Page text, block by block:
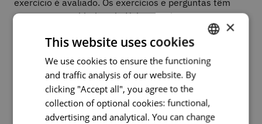
exercício é avaliado. Os exercícios e perguntas têm
apenas como objetivo ajudá-lo perceber o que
aprendeu, bem como ajudar o INA a refletir sobre
futuras melhorias no curso de forma a facilitara
aprendizagem dos formandos
Para obter o certificado necessita de associar o
do Cidadão à sua conta NAU
PORTUGUESE
ENGLISH
×
This website uses cookies
We use cookies to ensure the functioning
and traffic analysis of our website. By
clicking "Accept all", you agree to the
collection of optional cookies: functional,
advertising and analytical. You can change